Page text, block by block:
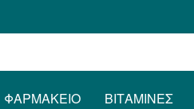
ΦΑΡΜΑΚΕΊΟ ΒΙΤΑΜΊΝΕΣ